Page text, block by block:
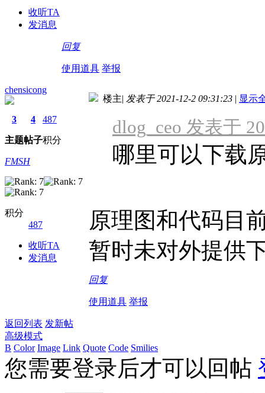
收听TA
发消息
回复
使用道具 举报
chensicong
3
主题
4
帖子
487
积分
FMSH
积分
487
收听TA
发消息
楼主| 发表于 2021-12-2 09:31:23 | 显示
dlog_ceo 发表于
哪里可以下载
原理图和代码目
暂时未对外提供
回复
使用道具 举报
返回列表 发新帖
高级模式
B Color Image Link Quote Code Smilies
您需要登录后才可以回帖